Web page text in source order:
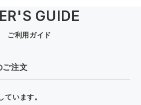
GUIDE
ご利用ガイド
注文
います。